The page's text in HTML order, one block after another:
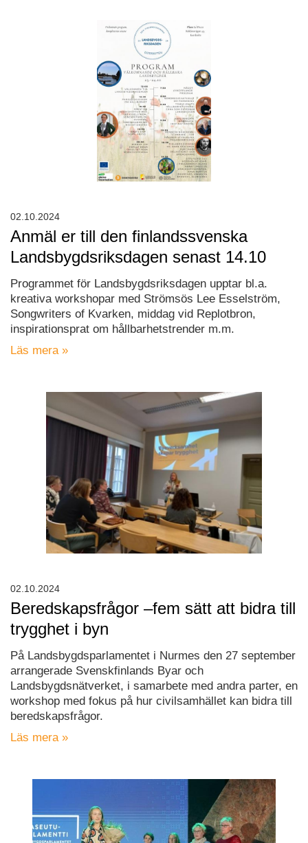
Anmäl er till den finlandssvenska
Landsbygdsriksdagen senast 14.10
Programmet för Landsbygdsriksdagen upptar bl.a.
kreativa workshopar med Strömsös Lee Esselström,
Songwriters of Kvarken, middag vid Replotbron,
inspirationsprat om hållbarhetstrender m.m.
Läs mera »
02.10.2024
Beredskapsfrågor –fem sätt att bidra till
trygghet i byn
På Landsbygdsparlamentet i Nurmes den 27 september
arrangerade Svenskfinlands Byar och
Landsbygdsnätverket, i samarbete med andra parter, en
workshop med fokus på hur civilsamhället kan bidra till
beredskapsfrågor.
Läs mera »
02.10.2024